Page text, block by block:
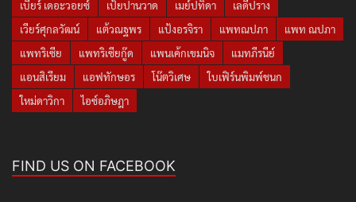
เบียร์ เดอะวอยซ์
เป้ยปานวาด เมย์ปทิดา
เลดี้ปราง
เวียร์ศุกลวัฒน์
แต้วณฐพร แป้งอรจิรา แพทณปภา
แพท ณปภา
แพทริเซีย
แพทริเซียกู๊ด แพนเค้กเขมนิจ
แมทภีรนีย์
แอนสิเรียม
แอฟทักษอร โน๊ตวิเศษ
ใบเฟิร์นพิมพ์ชนก
ใหม่ดาวิกา
ไอซ์อภิษฎา
FIND US ON FACEBOOK